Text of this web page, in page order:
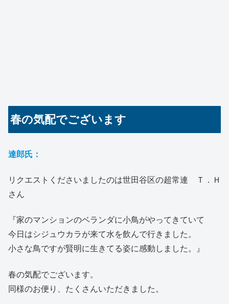
春の気配でございます
達郎氏：
リクエストくださいましたのは世田谷区の超常連 Ｔ．Ｈ
さん
『家のマンションのベランダに小鳥がやってきていて
今日はシジュウカラが来て水を飲んで行きました。
小さな鳥ですが賢明に生きてる姿に感動しました。』
春の気配でございます。
同様のお便り、たくさんいただきました。